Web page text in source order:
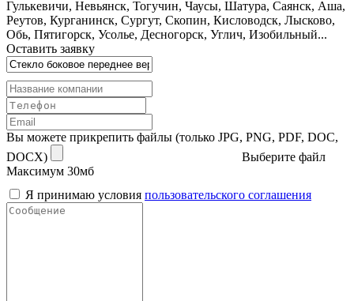
Гулькевичи, Невьянск, Тогучин, Чаусы, Шатура, Саянск, Аша,
Реутов, Курганинск, Сургут, Скопин, Кисловодск, Лысково,
Обь, Пятигорск, Усолье, Десногорск, Углич, Изобильный...
Оставить заявку
Вы можете прикрепить файлы (только JPG, PNG, PDF, DOC,
DOCX)
Выберите файл
Максимум 30мб
Я принимаю условия пользовательского соглашения